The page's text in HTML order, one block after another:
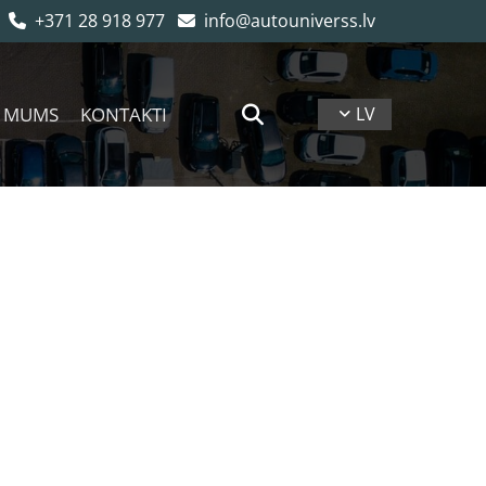
 +371 28 918 977  info@autouniverss.lv
MUMS KONTAKTI LV